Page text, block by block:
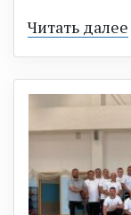
Читать далее